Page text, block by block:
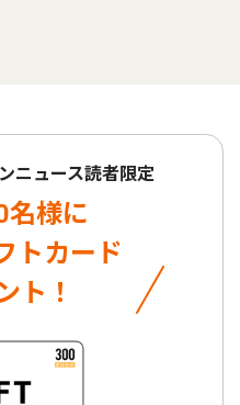
ニュース読者限定
名様に
トカード
ト！